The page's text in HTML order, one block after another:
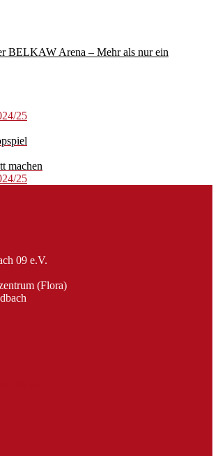
BELKAW Arena – Mehr als nur ein
machen
09 e.V.
(Flora)